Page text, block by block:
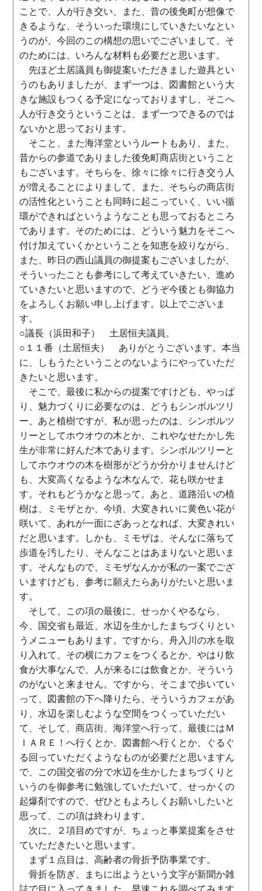
ことで、人が行き交い、また、昔の後免町が想像で
きるような、そういった環境にしていきたいなとい
うのが、今回のこの構想の思いでございまして、そ
のためには、いろんな材料も必要だと思います。
先ほど土居議員も御提案いただきました遊具とい
うのもありましたが、まず一つは、図書館という大
きな施設もつくる予定になっておりますし、そこへ
人が行き交うということは、まず一つできるのでは
ないかと思っております。
そこと、また海洋堂というルートもあり、また、
昔からの参道でありました後免町商店街ということ
もございます。そちらを、徐々に徐々に行き交う人
が増えることによりまして、また、そちらの商店街
の活性化ということも同時に起こっていく、いい循
環ができればというようなことも思っておるところ
であります。そのためには、どういう魅力をそこへ
付け加えていくかということを知恵を絞りながら、
また、昨日の西山議員の御提案もございましたが、
そういったことも参考にして考えていきたい、進め
ていきたいと思いますので、どうぞ今後とも御協力
をよろしくお願い申し上げます。以上でございま
す。
○議長（浜田和子） 土居恒夫議員。
○１１番（土居恒夫） ありがとうございます。本当
に、しもうたということのないようにやっていただ
きたいと思います。
そこで、最後に私からの提案ですけども、やっぱ
り、魅力づくりに必要なのは、どうもシンボルツリ
ー、あと植樹ですが、私が思ったのは、シンボルツ
リーとしてホウオウの木とか、これやなせたかし先
生が非常に好んだ木であります。シンボルツリーと
してホウオウの木を樹形がどうか分かりませんけど
も、大変高くなるような木なんで、花も咲かせま
す。それもどうかなと思って。あと、道路沿いの植
樹は、ミモザとか、今頃、大変きれいに黄色い花が
咲いて、あれが一面にざあっとなれば、大変きれい
だと思います。しかも、ミモザは、そんなに落ちて
歩道を汚したり、そんなことはあまりないと思いま
す。そんなもので、ミモザなんかが私の一案でござ
いますけども、参考に願えたらありがたいと思いま
す。
そして、この項の最後に、せっかくやるなら、
今、国交省も最近、水辺を生かしたまちづくりとい
うメニューもあります。ですから、舟入川の水を取
り入れて、その横にカフェをつくるとか、やはり飲
食が大事なんで、人が来るには飲食とか、そういう
のがないと来ません。ですから、そこまで歩いてい
って、図書館の下へ降りたら、そういうカフェがあ
り、水辺を楽しむような空間をつくっていただい
て、そして、商店街、海洋堂へ行って、最後にはＭ
ＩＡＲＥ！へ行くとか、図書館へ行くとか、ぐるぐ
る回っていただくようなものが必要だと思いますん
で、この国交省の分で水辺を生かしたまちづくりと
いうのを御参考に勉強していただいて、せっかくの
起爆剤ですので、ぜひともよろしくお願いしたいと
思って、この項は終わります。
次に、２項目めですが、ちょっと事業提案をさせ
ていただきたいと思います。
まず１点目は、高齢者の骨折予防事業です。
骨折を防ぎ、まちに出ようという文字が新聞か雑
誌で目に入ってきました。早速これを調べてみます